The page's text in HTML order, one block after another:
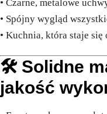
• Czarne, metalowe
• Spójny wygląd
• Kuchnia, która staje
🛠️ Solidne
jakość